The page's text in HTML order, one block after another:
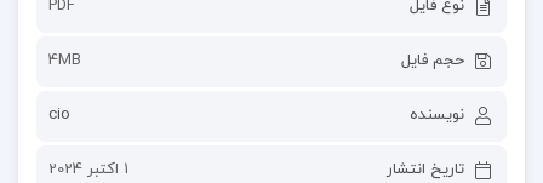
نوع فایل PDF
حجم فایل 4MB
نویسنده cio
تاریخ انتشار 1 اکتبر 2024